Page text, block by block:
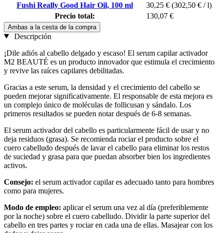
Fushi Really Good Hair Oil, 100 ml
30,25 € (302,50 € / l)
Precio total:
130,07 €
Ambas a la cesta de la compra
Descripción
¡Dile adiós al cabello delgado y escaso! El serum capilar activador
M2 BEAUTÉ es un producto innovador que estimula el crecimiento
y revive las raíces capilares debilitadas.
Gracias a este serum, la densidad y el crecimiento del cabello se
pueden mejorar significativamente. El responsable de esta mejora es
un complejo único de moléculas de follicusan y sándalo. Los
primeros resultados se pueden notar después de 6-8 semanas.
El serum activador del cabello es particularmente fácil de usar y no
deja residuos (grasa). Se recomienda rociar el producto sobre el
cuero cabelludo después de lavar el cabello para eliminar los restos
de suciedad y grasa para que puedan absorber bien los ingredientes
activos.
Consejo: el serum activador capilar es adecuado tanto para hombres
como para mujeres.
Modo de empleo: aplicar el serum una vez al día (preferiblemente
por la noche) sobre el cuero cabelludo. Dividir la parte superior del
cabello en tres partes y rociar en cada una de ellas. Masajear con los